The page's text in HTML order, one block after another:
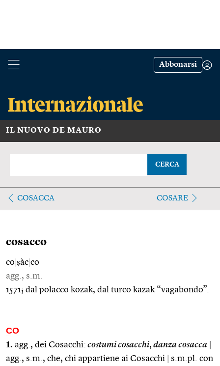
Abbonarsi
IL NUOVO DE MAURO
CERCA
COSACCA COSARE
cosacco
co ṣàc co
agg., s.m.
1571; dal polacco kozak, dal turco kazak “vagabondo”.
CO
1. agg., dei Cosacchi: costumi cosacchi, danza cosacca
agg., s.m., che, chi appartiene ai Cosacchi
s.m.pl. con